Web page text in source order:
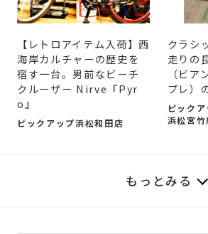
【レトロアイテム入荷】​西
海岸カルチャーの歴史を
宿す一台。男前なビーチ
クルーザー Nirve『Pyr
o』
ピックアップ浜松和田店
クラシ
走りの
（ビ
プレ）
ピック
浜松宮竹
もっとみる